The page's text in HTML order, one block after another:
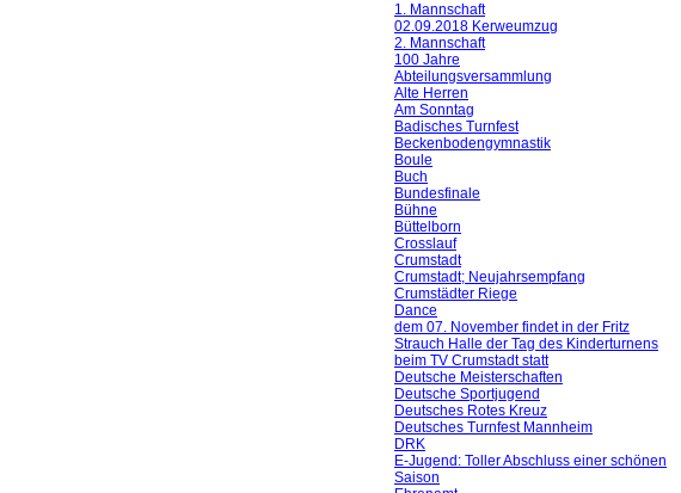
1. Mannschaft
02.09.2018 Kerweumzug
2. Mannschaft
100 Jahre
Abteilungsversammlung
Alte Herren
Am Sonntag
Badisches Turnfest
Beckenbodengymnastik
Boule
Buch
Bundesfinale
Bühne
Büttelborn
Crosslauf
Crumstadt
Crumstadt; Neujahrsempfang
Crumstädter Riege
Dance
dem 07. November findet in der Fritz
Strauch Halle der Tag des Kinderturnens
beim TV Crumstadt statt
Deutsche Meisterschaften
Deutsche Sportjugend
Deutsches Rotes Kreuz
Deutsches Turnfest Mannheim
DRK
E-Jugend: Toller Abschluss einer schönen
Saison